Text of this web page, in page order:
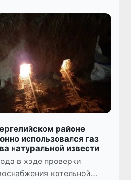
районе
использовался газ
натуральной извести
в ходе проверки
котельной